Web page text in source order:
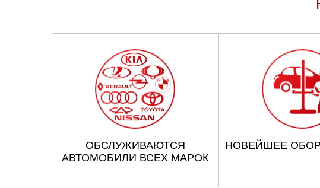
ОБСЛУЖИВАЮТСЯ
АВТОМОБИЛИ ВСЕХ МАРОК
НОВЕЙШЕЕ